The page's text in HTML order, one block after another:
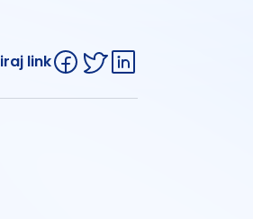
link